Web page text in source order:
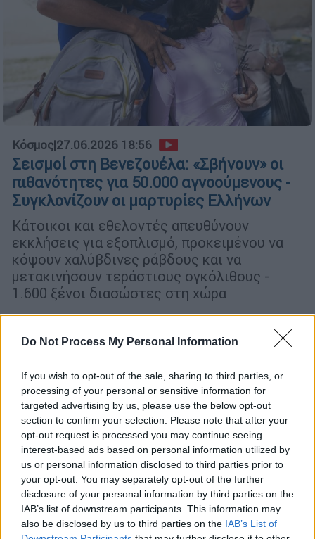
Do Not Process My Personal Information
If you wish to opt-out of the sale, sharing to third parties, or
processing of your personal or sensitive information for
targeted advertising by us, please use the below opt-out
section to confirm your selection. Please note that after your
opt-out request is processed you may continue seeing
interest-based ads based on personal information utilized by
us or personal information disclosed to third parties prior to
your opt-out. You may separately opt-out of the further
disclosure of your personal information by third parties on the
IAB’s list of downstream participants. This information may
also be disclosed by us to third parties on the IAB’s List of
Κόσμος|27.06.2026 18:56
Σεισμοί στη Βενεζουέλα: «Σβήνουν» οι
πιθανότητες για 50.000 αγνοούμενους -
Συγκλονίζουν οι μαρτυρίες Ελλήνων
Κάτοικοι και εθελοντές απευθύνουν
εκκλήσεις για εξοπλισμό, προκειμένου να
κόψουν χαλύβδινες ράβδους και να
μετακινήσουν τεράστιους ογκόλιθους -
1.600 ξένοι διασώστες στη χώρα